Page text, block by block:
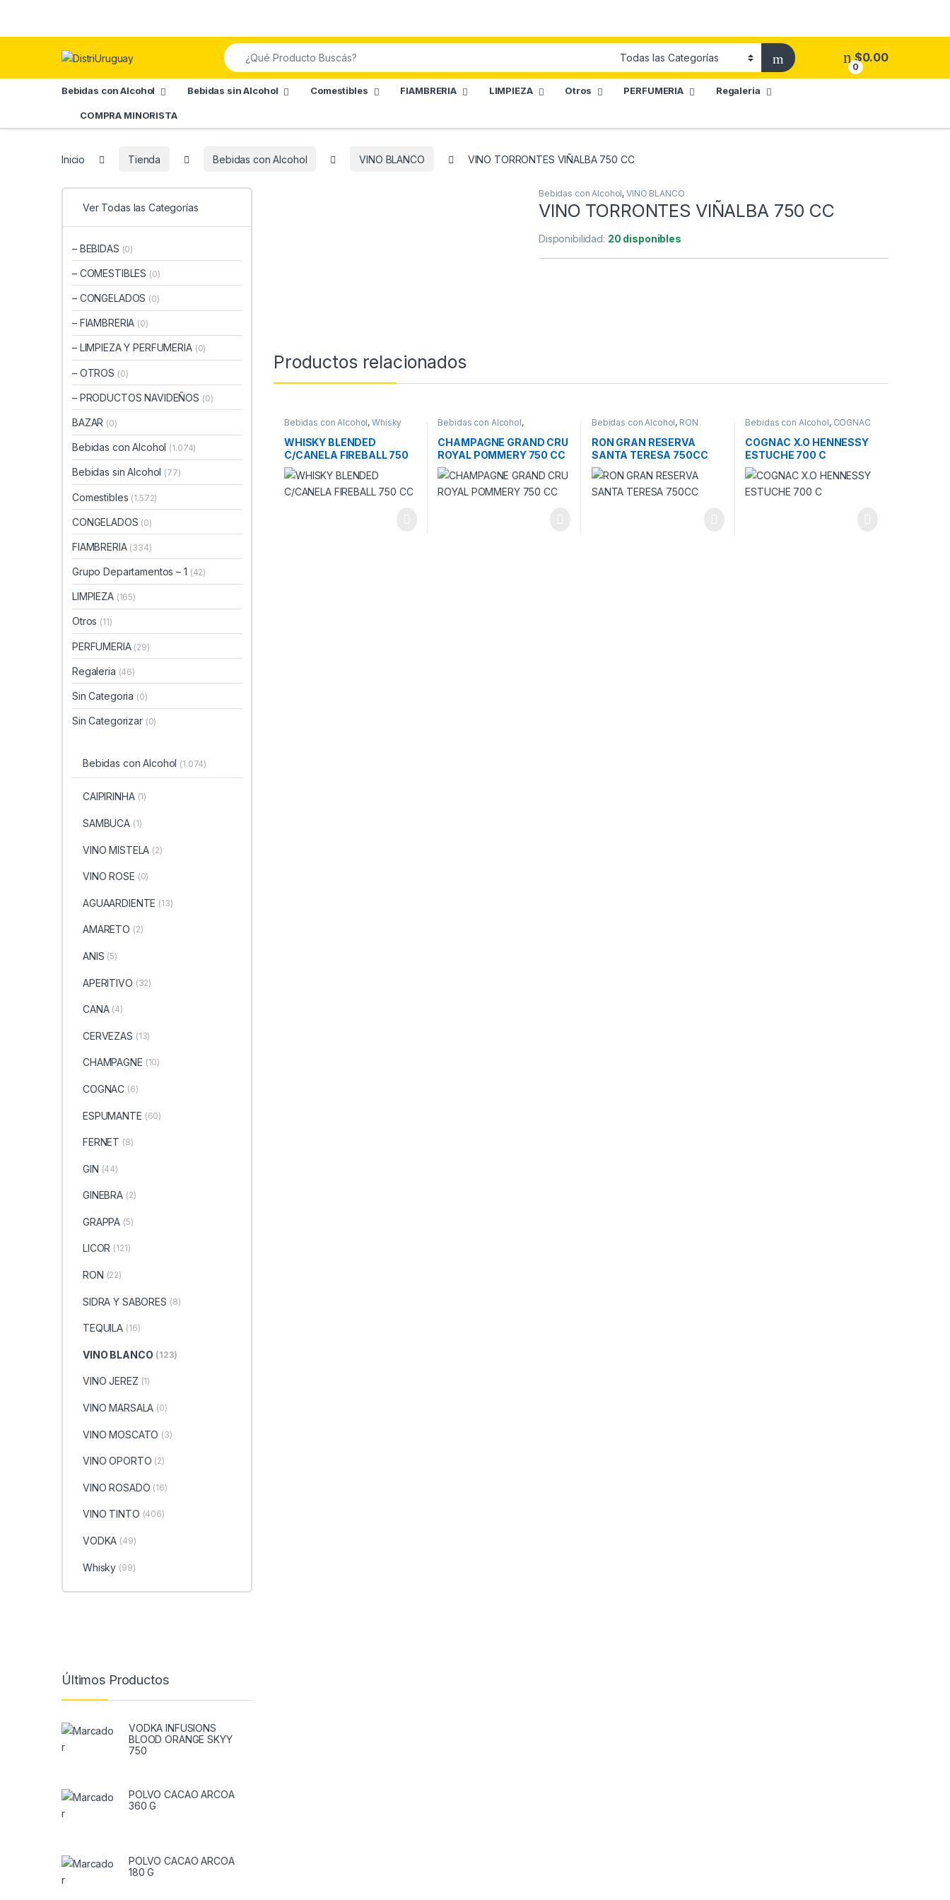
Search for:
0
$0.00
Bebidas con Alcohol Bebidas sin Alcohol Comestibles FIAMBRERIA LIMPIEZA Otros PERFUMERIA Regaleria
COMPRA MINORISTA
Inicio Tienda Bebidas con Alcohol VINO BLANCO VINO TORRONTES VIÑALBA 750 CC
Bebidas con Alcohol,VINO BLANCO
VINO TORRONTES VIÑALBA 750 CC
Disponibilidad: 20 disponibles
Productos relacionados
Bebidas con Alcohol,Whisky
WHISKY BLENDED
C/CANELA FIREBALL 750
CC
Bebidas con Alcohol,
CHAMPAGNE GRAND CRU
ROYAL POMMERY 750 CC
Bebidas con Alcohol, RON
RON GRAN RESERVA
SANTA TERESA 750CC
Bebidas con Alcohol, COGNAC
COGNAC X.O HENNESSY
ESTUCHE 700 C
Ver Todas las Categorías
– BEBIDAS (0)
– COMESTIBLES (0)
– CONGELADOS (0)
– FIAMBRERIA (0)
– LIMPIEZA Y PERFUMERIA (0)
– OTROS (0)
– PRODUCTOS NAVIDEÑOS (0)
BAZAR (0)
Bebidas con Alcohol (1.074)
Bebidas sin Alcohol (77)
Comestibles (1.572)
CONGELADOS (0)
FIAMBRERIA (334)
Grupo Departamentos – 1 (42)
LIMPIEZA (165)
Otros (11)
PERFUMERIA (29)
Regaleria (46)
Sin Categoria (0)
Sin Categorizar (0)
Bebidas con Alcohol (1.074)
CAIPIRINHA (1)
SAMBUCA (1)
VINO MISTELA (2)
VINO ROSE (0)
AGUAARDIENTE (13)
AMARETO (2)
ANIS (5)
APERITIVO (32)
CANA (4)
CERVEZAS (13)
CHAMPAGNE (10)
COGNAC (6)
ESPUMANTE (60)
FERNET (8)
GIN (44)
GINEBRA (2)
GRAPPA (5)
LICOR (121)
RON (22)
SIDRA Y SABORES (8)
TEQUILA (16)
VINO BLANCO (123)
VINO JEREZ (1)
VINO MARSALA (0)
VINO MOSCATO (3)
VINO OPORTO (2)
VINO ROSADO (16)
VINO TINTO (406)
VODKA (49)
Whisky (99)
Últimos Productos
VODKA INFUSIONS
BLOOD ORANGE SKYY
750
POLVO CACAO ARCOA
360 G
POLVO CACAO ARCOA
180 G